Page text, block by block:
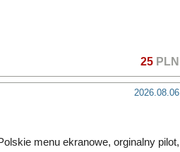
25 PLN
2026.08.06
menu ekranowe, orginalny pilot,